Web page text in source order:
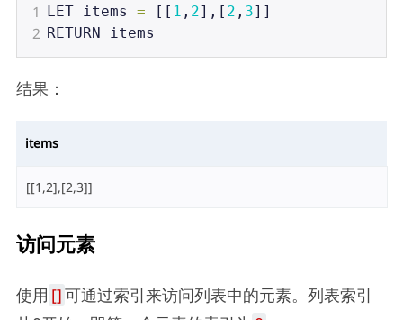
1 LET items = [[ 1 , 2],[ 2 , 3]]
2 RETURN items
结果：
items
[[1,2],[2,3]]
访问元素
使用 []可通过索引来访问列表中的元素。列表索引